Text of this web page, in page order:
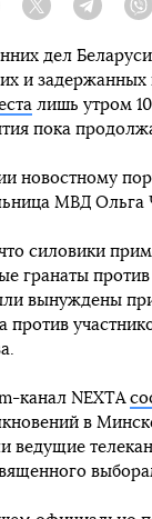
Facebook Twitter Telegram
дел
и задержанных
лишь утром 10
пока
новостному
МВД Ольга
силовики
гранаты
вынуждены
против
канал NEXTA
в
ведущие